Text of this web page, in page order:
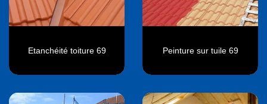
Etanchéité toiture 69 Peinture sur tuile 69